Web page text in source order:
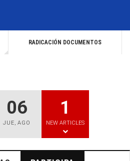
RADICACIÓN DOCUMENTOS
06
JUE,AGO
1
NEW ARTICLES